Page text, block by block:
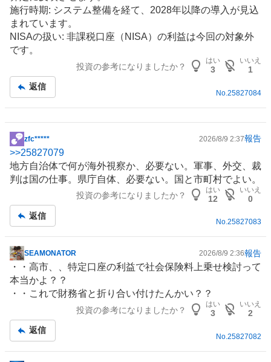
施行時期: システム整備を経て、2028年以降の導入が見込
まれています。
NISAの扱い: 非課税口座（NISA）の利益は今回の対象外
です。
投資の参考になりましたか？
はい
3
いいえ
1
返信
No. 25827084
掲
示
板
記
zfc***** 2026/8/9 2:37報告
>>25827079
地方自治体で何が海外視察か、必要ない。軍事、外交、裁
判は国の仕事。県庁自体、必要ない。国と市町村でよい。
投資の参考になりましたか？
はい
12
いいえ
0
返信
No.25827083
掲
板
SEAMONATOR 2026/8/9 2:36報告
・・高市、、特定口座の利益で社会保険料上乗せ検討って
本当かよ？？
・・これで財務省と折り合い付けたんかい？？
投資の参考になりましたか？
はい
3
いいえ
2
返信
No. 25827082